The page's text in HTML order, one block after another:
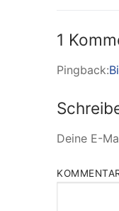
1
Pingback:
Deine E-